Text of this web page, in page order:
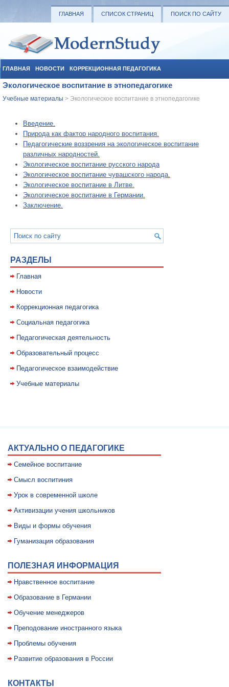
ГЛАВНАЯ СПИСОК СТРАНИЦ ПОИСК ПО САЙТУ
ГЛАВНАЯ НОВОСТИ КОРРЕКЦИОННАЯ ПЕДАГОГИКА
СОЦИАЛЬНАЯ ПЕДАГОГИКА УЧЕБНЫЕ МАТЕРИАЛЫ
Экологическое воспитание в этнопедагогике
Учебные материалы > Экологическое воспитание в этнопедагогике
Введение.
Природа как фактор народного воспитания.
Педагогические воззрения на экологическое воспитание
различных народностей.
Экологическое воспитание русского народа
Экологическое воспитание чувашского народа.
Экологическое воспитание в Литве.
Экологическое воспитание в Германии.
Заключение.
РАЗДЕЛЫ
Главная
Новости
Коррекционная педагогика
Социальная педагогика
Педагогическая деятельность
Образовательный процесс
Педагогическое взаимодействие
Учебные материалы
АКТУАЛЬНО О ПЕДАГОГИКЕ
Семейное воспитание
Смысл воспитиния
Уpок в совpеменной школе
Активизации учения школьников
Виды и формы обучения
Гуманизация образования
ПОЛЕЗНАЯ ИНФОРМАЦИЯ
Нравственное воспитание
Образование в Германии
Обучение менеджеров
Преподование иностранного языка
Проблемы обучения
Развитие образования в России
КОНТАКТЫ